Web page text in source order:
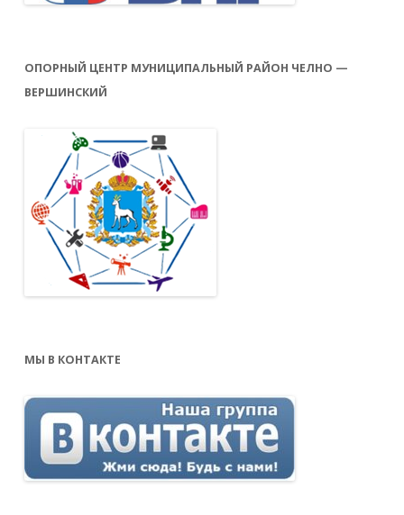
ОПОРНЫЙ ЦЕНТР МУНИЦИПАЛЬНЫЙ РАЙОН ЧЕЛНО —
ВЕРШИНСКИЙ
МЫ В КОНТАКТЕ